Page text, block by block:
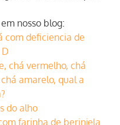
nosso blog:
com deficiencia de
chá vermelho, chá
amarelo, qual a
do alho
farinha de berinjela